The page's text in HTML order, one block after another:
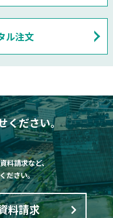
ル注文
ください。
料請求など、
ださい。
料請求